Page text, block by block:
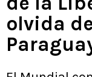
olvida